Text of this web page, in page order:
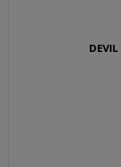
DEVIL